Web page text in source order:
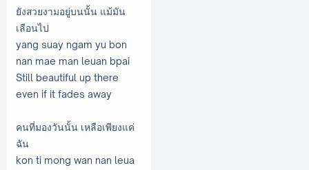
ยังสวยงามอยู่บนนั้น แม้มัน
เลือนไป
yang suay ngam yu bon
nan mae man leuan bpai
Still beautiful up there
even if it fades away
คนที่มองวันนั้น เหลือเพียงแค่
ฉัน
kon ti mong wan nan leua